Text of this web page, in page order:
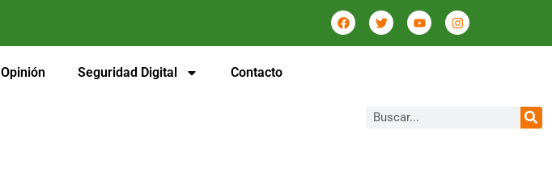
Opinión Seguridad Digital Contacto